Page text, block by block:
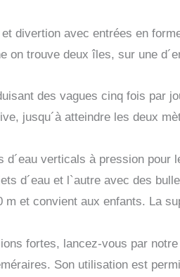
divertion avec entrées en
on trouve deux îles, sur une
des vagues cinq fois par
jusqu´à atteindre les deux
d´eau verticals à pression
d´eau et l`autre avec des
m et convient aux enfants. La
fortes, lancez-vous par
Son utilisation est